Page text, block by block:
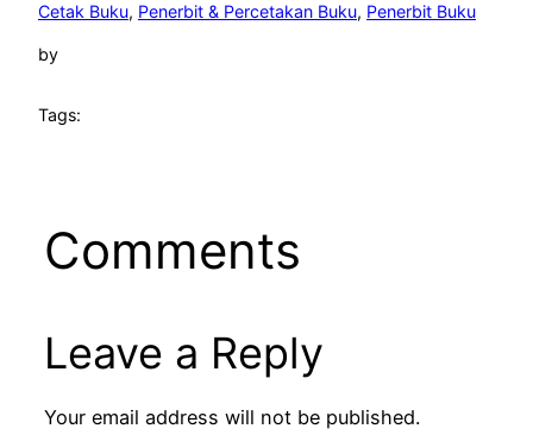
Cetak Buku, Penerbit & Percetakan Buku, Penerbit Buku
by
Tags:
Comments
Leave a Reply
Your email address will not be published.